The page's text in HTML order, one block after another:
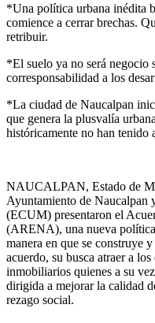
*Una política urbana inédita
comience a cerrar brechas.
retribuir.
*El suelo ya no será negocio
corresponsabilidad a los
*La ciudad de Naucalpan
que genera la plusvalía
históricamente no han tenido
NAUCALPAN, Estado de
Ayuntamiento de Naucalpan
(ECUM) presentaron el
(ARENA), una nueva
manera en que se construye
acuerdo, su busca atraer a
inmobiliarios quienes a su
dirigida a mejorar la calidad
rezago social.